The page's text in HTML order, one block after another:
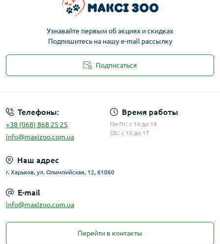
Узнавайте первым об акциях и скидках
Подпишитесь на нашу e-mail рассылку
Подписаться
Телефоны:
+38 (068) 868 25 25
info@maxizoo.com.ua
Время работы
Пн-Пт: с 10 до 18
Сб.: с 10 до 17
Наш адрес
г. Харьков, ул. Олимпийская, 12, 61060
E-mail
info@maxizoo.com.ua
Перейти в контакты